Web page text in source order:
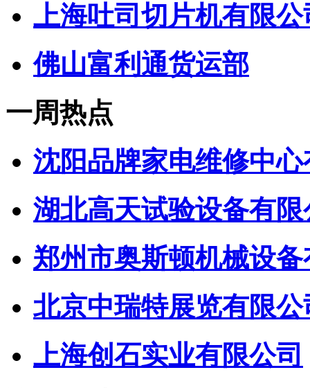
上海吐司切片机有限公
佛山富利通货运部
一周热点
沈阳品牌家电维修中
湖北高天试验设备有限
郑州市奥斯顿机械设
北京中瑞特展览有限公
上海创石实业有限公司